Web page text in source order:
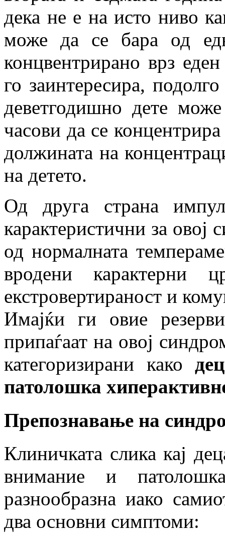
дека не е на исто ниво
може да се бара од
концвентрирано врз
го заинтересира,
деветгодишно дете
часови да се
должината на
на детето.
Од друга страна
карактеристични за овој
од нормалната
вродени карактерни
екстровертираност и
Имајќи ги овие
припаѓаат на овој
категоризирани како
патолошка
Препознавање на
Клиничката слика кај
внимание и
разнообразна иако
два основни симптоми: